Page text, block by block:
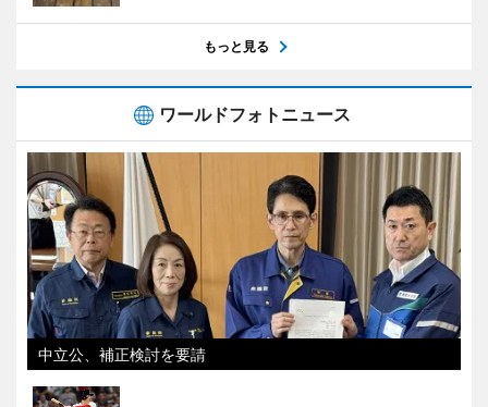
もっと見る
ワールドフォトニュース
中立公、補正検討を要請